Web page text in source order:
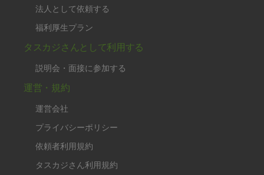
法人として依頼する
福利厚生プラン
タスカジさんとして利用する
説明会・面接に参加する
運営・規約
運営会社
プライバシーポリシー
依頼者利用規約
タスカジさん利用規約